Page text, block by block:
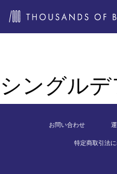
シングルデ
お問い合わせ
特定商取引法